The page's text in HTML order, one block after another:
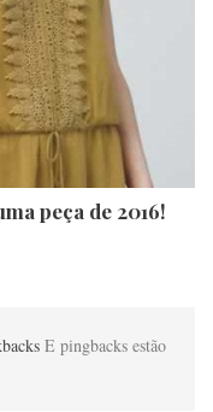
peça de 2016!
E pingbacks estão